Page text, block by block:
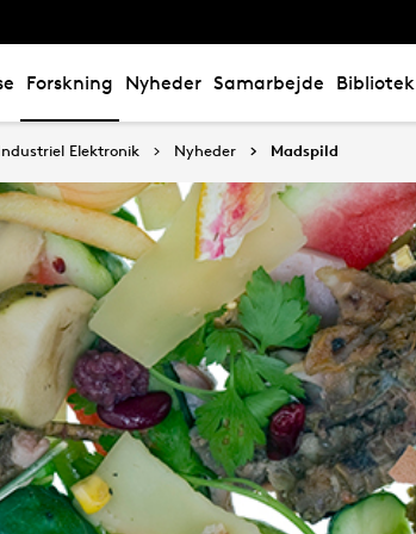
Forskning Nyheder Samarbejde Bibliotek
Elektronik Nyheder Madspild